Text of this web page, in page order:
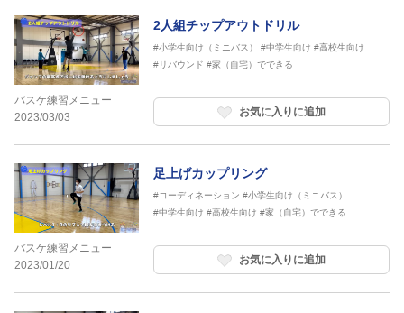
バスケ練習メニュー
2023/03/03
2人組チップアウトドリル
#小学生向け（ミニバス） #中学生向け #高校生向け
#リバウンド #家（自宅）でできる
お気に入りに追加
バスケ練習メニュー
2023/01/20
足上げカップリング
#コーディネーション #小学生向け（ミニバス）
#中学生向け #高校生向け #家（自宅）でできる
お気に入りに追加